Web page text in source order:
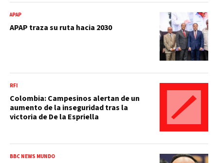
APAP
APAP traza su ruta hacia 2030
RFI
Colombia: Campesinos alertan de un
aumento de la inseguridad tras la
victoria de De la Espriella
BBC NEWS MUNDO